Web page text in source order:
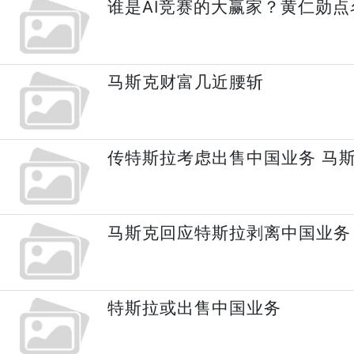
谁是AI竞赛的大赢家？黄仁勋点
马斯克财富几近腰斩
传特斯拉考虑出售中国业务 马
马斯克回应特斯拉剥离中国业务
特斯拉或出售中国业务